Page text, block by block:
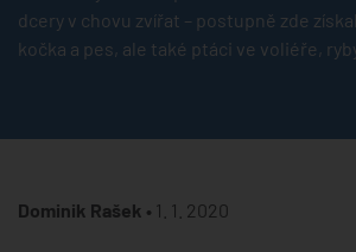
dcery v chovu zvířat – postupně zde
kočka a pes, ale také ptáci ve voliéře,
Dominik Rašek • 1. 1. 2020